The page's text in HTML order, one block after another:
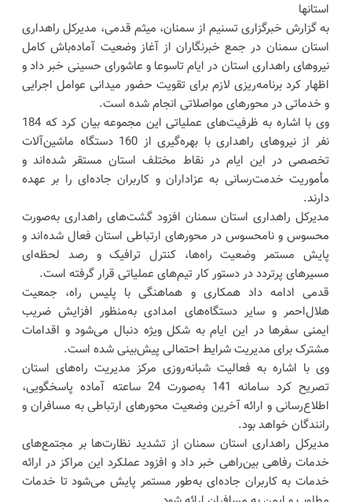
استانها
به گزارش خبرگزاری تسنیم از سمنان، میثم قدمی، مدیرکل راهداری
استان سمنان در جمع خبرنگاران از آغاز وضعیت آماده‌باش کامل
نیروهای راهداری استان در ایام تاسوعا و عاشورای حسینی خبر داد و
اظهار کرد برنامه‌ریزی لازم برای تقویت حضور میدانی عوامل اجرایی
و خدماتی در محورهای مواصلاتی انجام شده است.
وی با اشاره به ظرفیت‌های عملیاتی این مجموعه بیان کرد که 184
نفر از نیروهای راهداری با بهره‌گیری از 160 دستگاه ماشین‌آلات
تخصصی در این ایام در نقاط مختلف استان مستقر شده‌اند و
مأموریت خدمت‌رسانی به عزاداران و کاربران جاده‌ای را بر عهده
دارند.
مدیرکل راهداری استان سمنان افزود گشت‌های راهداری به‌صورت
محسوس و نامحسوس در محورهای ارتباطی استان فعال شده‌اند و
پایش مستمر وضعیت راه‌ها، کنترل ترافیک و رصد لحظه‌ای
مسیرهای پرتردد در دستور کار تیم‌های عملیاتی قرار گرفته است.
قدمی ادامه داد همکاری و هماهنگی با پلیس راه، جمعیت
هلال‌احمر و سایر دستگاه‌های امدادی به‌منظور افزایش ضریب
ایمنی سفرها در این ایام به شکل ویژه دنبال می‌شود و اقدامات
مشترک برای مدیریت شرایط احتمالی پیش‌بینی شده است.
وی با اشاره به فعالیت شبانه‌روزی مرکز مدیریت راه‌های استان
تصریح کرد سامانه 141 به‌صورت 24 ساعته آماده پاسخگویی،
اطلاع‌رسانی و ارائه آخرین وضعیت محورهای ارتباطی به مسافران و
رانندگان خواهد بود.
مدیرکل راهداری استان سمنان از تشدید نظارت‌ها بر مجتمع‌های
خدمات رفاهی بین‌راهی خبر داد و افزود عملکرد این مراکز در ارائه
خدمات به کاربران جاده‌ای به‌طور مستمر پایش می‌شود تا خدمات